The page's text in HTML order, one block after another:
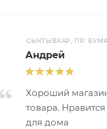
СЫКТЫВКАР, ПР.
Андрей
Хороший
товара.
для дома